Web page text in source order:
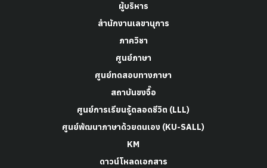
ผู้บริหาร
สำนักงานเลขานุการ
ภาควิชา
ศูนย์ภาษา
ศูนย์ทดสอบทางภาษา
สถาบันขงจื๊อ
ศูนย์การเรียนรู้ตลอดชีวิต (LLL)
ศูนย์พัฒนาภาษาด้วยตนเอง (KU-SALL)
KM
ดาวน์โหลดเอกสาร